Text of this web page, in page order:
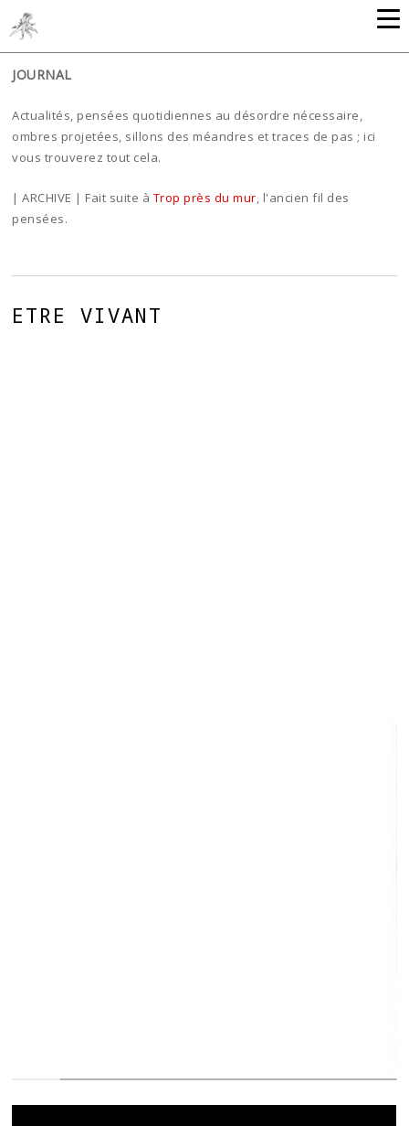
JOURNAL
Actualités, pensées quotidiennes au désordre nécessaire,
ombres projetées, sillons des méandres et traces de pas ; ici
vous trouverez tout cela.
| ARCHIVE | Fait suite à Trop près du mur , l'ancien fil des
pensées.
ETRE VIVANT